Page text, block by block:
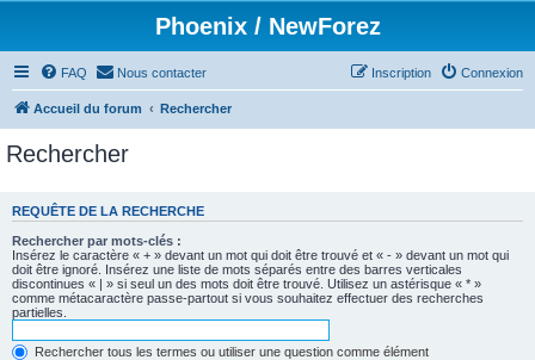
Phoenix / NewForez
FAQ Nous contacter Connexion
Inscription
Accueil du forum Rechercher
Rechercher
REQUÊTE DE LA RECHERCHE
Rechercher par mots-clés :
Insérez le caractère « + » devant un mot qui doit être trouvé et « - » devant un mot qui
doit être ignoré. Insérez une liste de mots séparés entre des barres verticales
discontinues « | » si seul un des mots doit être trouvé. Utilisez un astérisque « * »
comme métacaractère passe-partout si vous souhaitez effectuer des recherches
partielles.
Rechercher tous les termes ou utiliser une question comme élément